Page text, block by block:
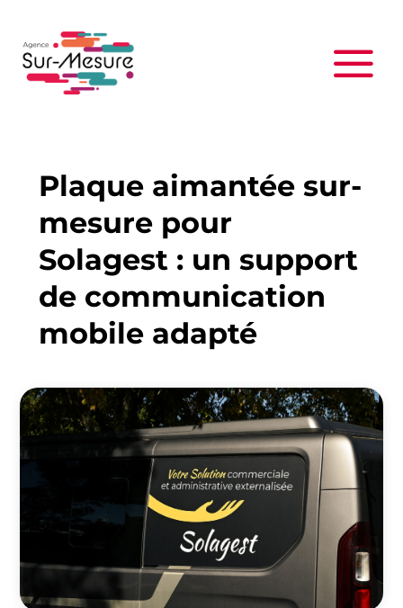
Plaque aimantée sur-
mesure pour
Solagest : un support
de communication
mobile adapté